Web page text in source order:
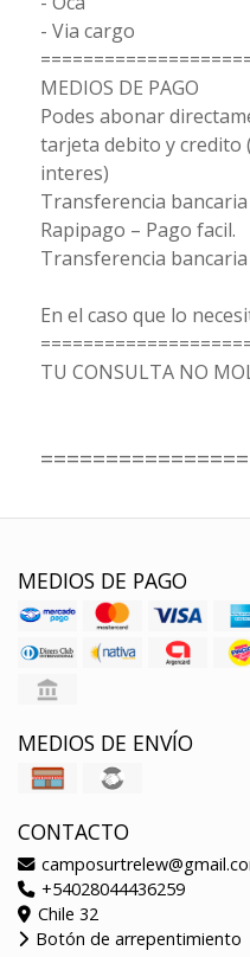
- Via cargo
MEDIOS DE PAGO
Podes abonar
tarjeta debito y credito
interes)
Transferencia bancaria
Rapipago – Pago facil.
Transferencia bancaria
En el caso que lo
TU CONSULTA NO
MEDIOS DE PAGO
MEDIOS DE ENVÍO
CONTACTO
+54028044436259
Chile 32
Botón de arrepentimiento